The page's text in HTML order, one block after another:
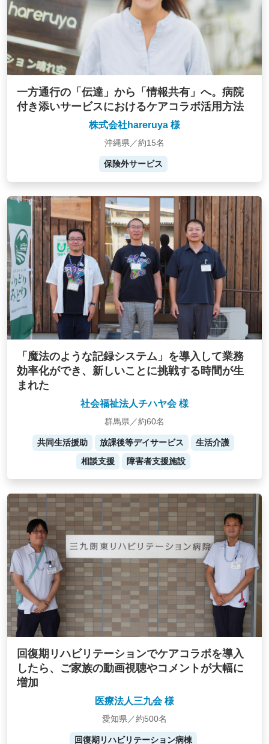
一方通行の「伝達」から「情報共有」へ。病院
付き添いサービスにおけるケアコラボ活用方法
株式会社hareruya 様
沖縄県／約15名
保険外サービス
「魔法のような記録システム」を導入して業務
効率化ができ、新しいことに挑戦する時間が生
まれた
社会福祉法人チハヤ会 様
群馬県／約60名
共同生活援助 放課後等デイサービス
生活介護
相談支援
障害者支援施設
回復期リハビリテーションでケアコラボを導入
したら、ご家族の動画視聴やコメントが大幅に
増加
医療法人三九会 様
愛知県／約500名
回復期リハビリテーション病棟